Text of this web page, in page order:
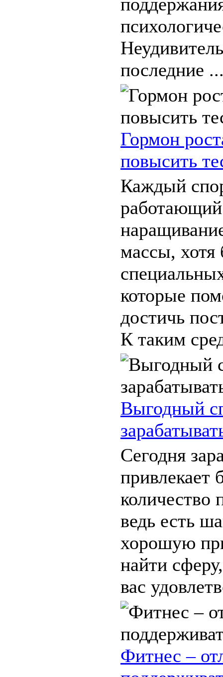
последние
Гормон
повысить
Каждый
массы,
которые
достичь
К таким
Выгодный
Сегодня
привлекает
количество
ведь есть
хорошую
найти
вас
Фитнес –